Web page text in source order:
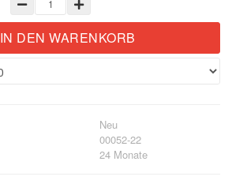
IN DEN WARENKORB
Neu
00052-22
24 Monate